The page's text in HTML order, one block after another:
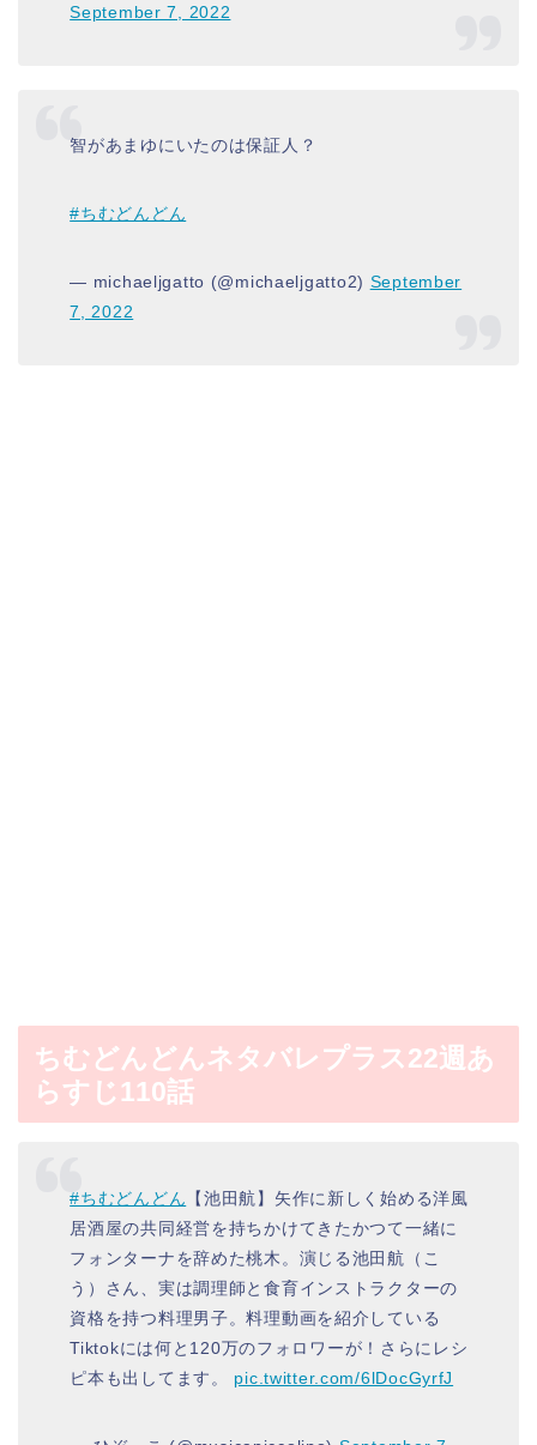
September 7, 2022
智があまゆにいたのは保証人？
#ちむどんどん
— michaeljgatto (@michaeljgatto2) September
7, 2022
ちむどんどんネタバレプラス22週あ
らすじ110話
#ちむどんどん 【池田航】矢作に新しく始める洋風
居酒屋の共同経営を持ちかけてきたかつて一緒に
フォンターナを辞めた桃木。演じる池田航（こ
う）さん、実は調理師と食育インストラクターの
資格を持つ料理男子。料理動画を紹介している
Tiktokには何と120万のフォロワーが！さらにレシ
ピ本も出してます。 pic.twitter.com/6lDocGyrfJ